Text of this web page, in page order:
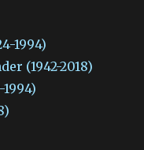
1994)
(1942-2018)